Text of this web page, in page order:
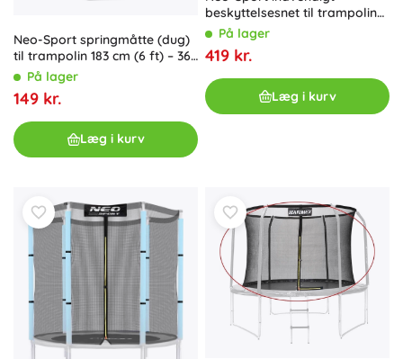
Neo-Sport springmåtte (dug)
til trampolin 183 cm (6 ft) – 36
fjedre
På lager
149 kr.
Læg i kurv
beskyttelsesnet til trampolin
457–465 cm (15 ft) til 10
stolper
På lager
419 kr.
Læg i kurv